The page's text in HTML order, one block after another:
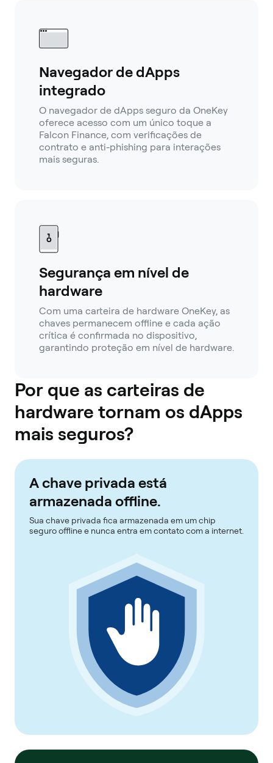
Navegador de dApps
integrado
O navegador de dApps seguro da OneKey
oferece acesso com um único toque a
Falcon Finance, com verificações de
contrato e anti-phishing para interações
mais seguras.
Segurança em nível de
hardware
Com uma carteira de hardware OneKey, as
chaves permanecem offline e cada ação
crítica é confirmada no dispositivo,
garantindo proteção em nível de hardware.
Por que as carteiras de
hardware tornam os dApps
mais seguros?
A chave privada está
armazenada offline.
Sua chave privada fica armazenada em um chip
seguro offline e nunca entra em contato com a internet.